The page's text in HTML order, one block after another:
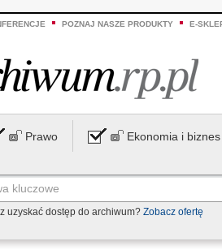
POZNAJ NASZE PRODUKTY E-
Prawo Ekonomia i biznes
uzyskać dostęp do archiwum? Zobacz ofertę